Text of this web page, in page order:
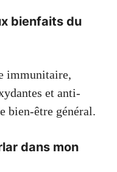
bienfaits du
immunitaire,
et anti-
bien-être général.
dans mon